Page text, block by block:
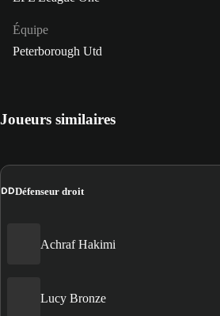
Équipe
Peterborough Utd
Joueurs similaires
DDDéfenseur droit
Achraf Hakimi
Lucy Bronze